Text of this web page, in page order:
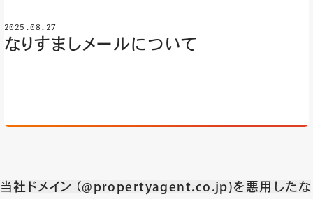
2025.08.27
なりすましメールについて
当社ドメイン（@propertyagent.co.jp)を悪用したな